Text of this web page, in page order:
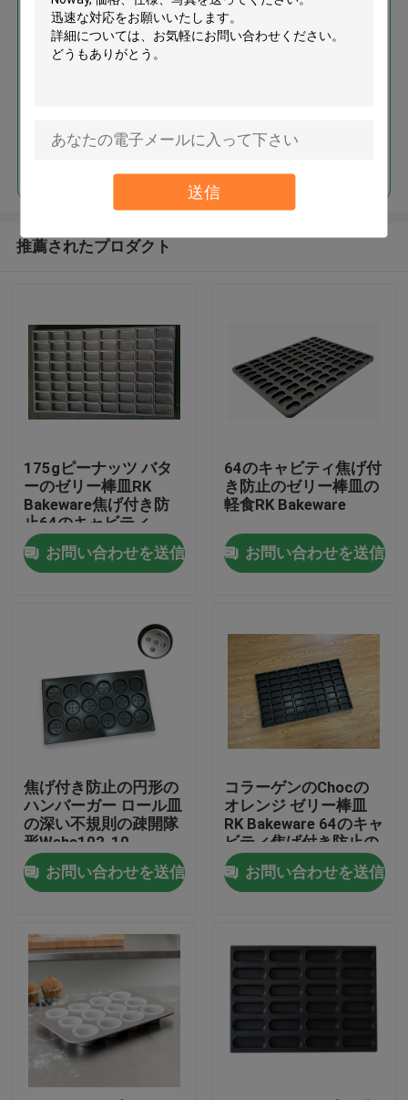
送信
家
私達について
工場旅行
品質管理
私達に連絡しなさい
場合
アルミニウム ベーキング皿
アルミピザパン
コラーゲンのChocのオレンジ ゼ
リー棒皿RK Bakeware 64のキャ
ビティ焦げ付き防止のNoway
推薦されたプロダクト
175gピーナッツ バタ
ーのゼリー棒皿RK
Bakeware焦げ付き防
止64のキャビティ
お問い合わせを送信
64のキャビティ焦げ付
き防止のゼリー棒皿の
軽食RK Bakeware
お問い合わせを送信
焦げ付き防止の円形の
ハンバーガー ロール皿
の深い不規則の疎開隊
形Wehs102-10
お問い合わせを送信
コラーゲンのChocの
オレンジ ゼリー棒皿
RK Bakeware 64のキャ
ビティ焦げ付き防止の
Noway
お問い合わせを送信